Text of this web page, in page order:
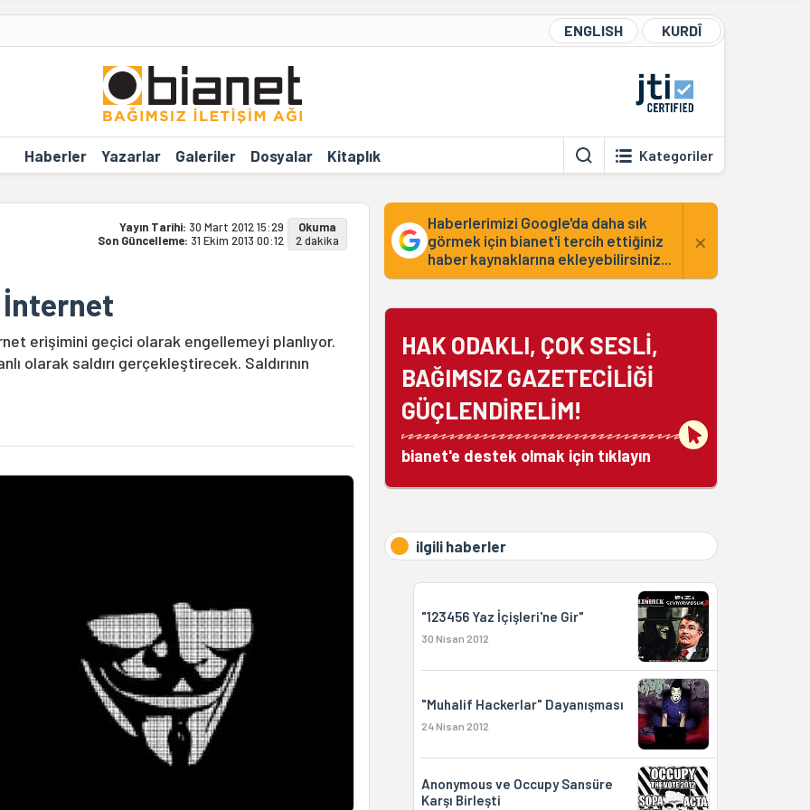
ENGLISH KURDÎ
Haberler Yazarlar Galeriler Dosyalar Kitaplık Kategoriler
Yayın Tarihi: 30 Mart 2012 15:29
Son Güncelleme: 31 Ekim 2013 00:12
Okuma
2 dakika
İnternet
erişimini geçici olarak engellemeyi planlıyor.
olarak saldırı gerçekleştirecek. Saldırının
Haberlerimizi Google'da daha sık
görmek için bianet'i tercih ettiğiniz
haber kaynaklarına ekleyebilirsiniz...
×
HAK ODAKLI, ÇOK SESLİ,
BAĞIMSIZ GAZETECİLİĞİ
GÜÇLENDİRELİM!
bianet'e destek olmak için tıklayın
ilgili haberler
"123456 Yaz İçişleri'ne Gir"
30 Nisan 2012
"Muhalif Hackerlar" Dayanışması
24 Nisan 2012
Anonymous ve Occupy Sansüre
Karşı Birleşti